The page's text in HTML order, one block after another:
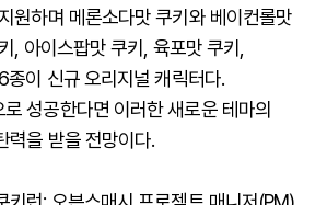
원하며 메론소다맛 쿠키와 베이컨롤맛
, 아이스팝맛 쿠키, 육포맛 쿠키,
이 신규 오리지널 캐릭터다.
성공한다면 이러한 새로운 테마의
력을 받을 전망이다.